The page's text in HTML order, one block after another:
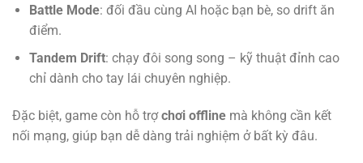
Battle Mode: đối đầu cùng AI hoặc bạn bè, so drift ăn
điểm.
Tandem Drift: chạy đôi song song – kỹ thuật đỉnh cao
chỉ dành cho tay lái chuyên nghiệp.
Đặc biệt, game còn hỗ trợchơi offline mà không cần kết
nối mạng, giúp bạn dễ dàng trải nghiệm ở bất kỳ đâu.